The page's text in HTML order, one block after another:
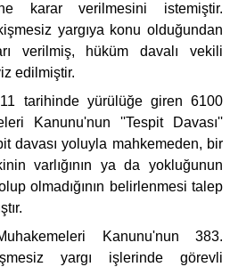
karar verilmesini istemiştir.
yargıya konu olduğundan
verilmiş, hüküm davalı vekili
edilmiştir.
tarihinde yürülüğe giren 6100
Kanunu'nun ''Tespit Davası''
davası yoluyla mahkemeden, bir
varlığının ya da yokluğunun
olmadığının belirlenmesi talep
Kanunu'nun 383.
yargı işlerinde görevli